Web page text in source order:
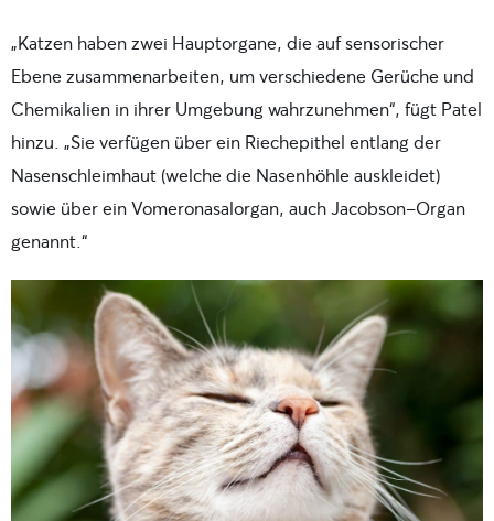
„Katzen haben zwei Hauptorgane, die auf sensorischer
Ebene zusammenarbeiten, um verschiedene Gerüche und
Chemikalien in ihrer Umgebung wahrzunehmen“, fügt Patel
hinzu. „Sie verfügen über ein Riechepithel entlang der
Nasenschleimhaut (welche die Nasenhöhle auskleidet)
sowie über ein Vomeronasalorgan, auch Jacobson-Organ
genannt.“